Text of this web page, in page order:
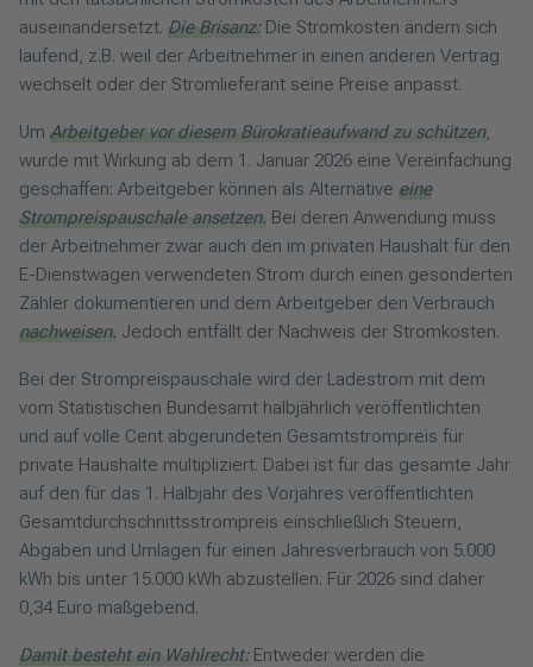
auseinandersetzt. Die Brisanz:Die Stromkosten ändern sich
laufend, z.B. weil der Arbeitnehmer in einen anderen Vertrag
wechselt oder der Stromlieferant seine Preise anpasst.
Um Arbeitgeber vor diesem Bürokratieaufwand zu schützen,
wurde mit Wirkung ab dem 1. Januar 2026 eine Vereinfachung
geschaffen: Arbeitgeber können als Alternative eine
Strompreispauschale ansetzen. Bei deren Anwendung muss
der Arbeitnehmer zwar auch den im privaten Haushalt für den
E-Dienstwagen verwendeten Strom durch einen gesonderten
Zähler dokumentieren und dem Arbeitgeber den Verbrauch
nachweisen. Jedoch entfällt der Nachweis der Stromkosten.
Bei der Strompreispauschale wird der Ladestrom mit dem
vom Statistischen Bundesamt halbjährlich veröffentlichten
und auf volle Cent abgerundeten Gesamtstrompreis für
private Haushalte multipliziert. Dabei ist für das gesamte Jahr
auf den für das 1. Halbjahr des Vorjahres veröffentlichten
Gesamtdurchschnittsstrompreis einschließlich Steuern,
Abgaben und Umlagen für einen Jahresverbrauch von 5.000
kWh bis unter 15.000 kWh abzustellen. Für 2026 sind daher
0,34 Euro maßgebend.
Damit besteht ein Wahlrecht:Entweder werden die